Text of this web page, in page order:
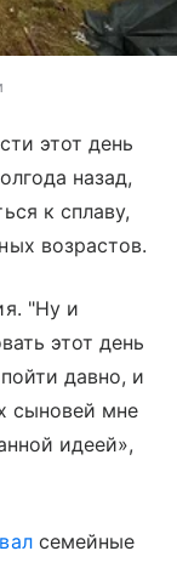
этот день
назад,
к сплаву,
возрастов.
"Ну и
этот день
давно, и
сыновей мне
идеей»,
семейные